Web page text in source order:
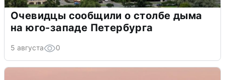
Очевидцы сообщили о столбе дыма
на юго-западе Петербурга
5 августа 0